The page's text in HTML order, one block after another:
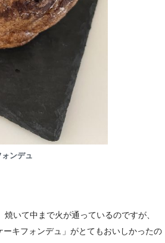
ンデュ
いて中まで火が通っているのですが、
キフォンデュ」がとてもおいしかったの